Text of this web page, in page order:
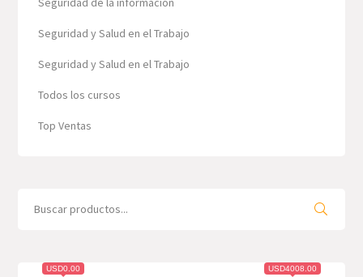
Seguridad y Salud en el Trabajo
Seguridad y Salud en el Trabajo
Todos los cursos
Top Ventas
USD0.00 USD4008.00